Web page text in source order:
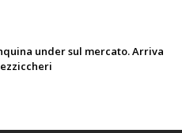
under sul mercato. Arriva